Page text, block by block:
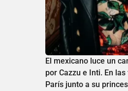
El mexicano luce un
por Cazzu e Inti. En
París junto a su